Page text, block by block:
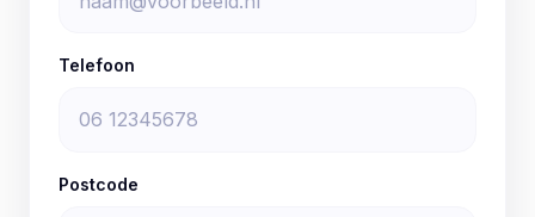
Telefoon
Postcode